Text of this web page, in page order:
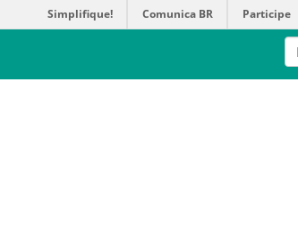
Simplifique! Comunica BR Participe